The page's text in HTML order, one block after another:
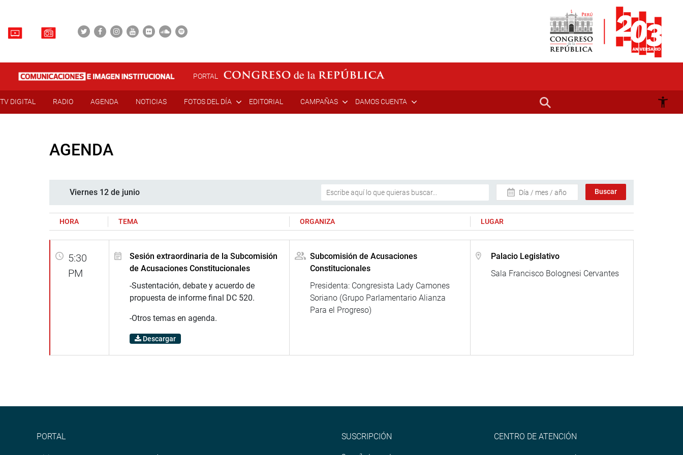
PORTAL
TV DIGITAL RADIO AGENDA NOTICIAS FOTOS DEL DÍA EDITORIAL CAMPAÑAS DAMOS CUENTA
AGENDA
Viernes 12 de junio Día / mes / año
HORA TEMA ORGANIZA LUGAR
5:30
PM
Sesión extraordinaria de la Subcomisión
de Acusaciones Constitucionales
-Sustentación, debate y acuerdo de
propuesta de informe final DC 520.
-Otros temas en agenda.
Descargar
Subcomisión de Acusaciones
Constitucionales
Presidenta: Congresista Lady Camones
Soriano (Grupo Parlamentario Alianza
Para el Progreso)
Palacio Legislativo
Sala Francisco Bolognesi Cervantes
PORTAL SUSCRIPCIÓN CENTRO DE ATENCIÓN